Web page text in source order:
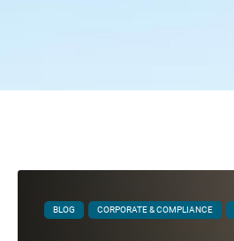
BLOG CORPORATE & COMPLIANCE